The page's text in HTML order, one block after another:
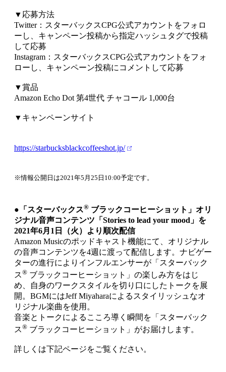
▼応募方法
Twitter：スターバックスCPG公式アカウントをフォロ
ーし、キャンペーン投稿から指定ハッシュタグで投稿
して応募
Instagram：スターバックスCPG公式アカウントをフォ
ローし、キャンペーン投稿にコメントして応募
▼賞品
Amazon Echo Dot 第4世代 チャコール 1,000台
▼キャンペーンサイト
https://starbucksblackcoffeeshot.jp/
※情報公開日は2021年5月25日10:00予定です。
●「スターバックス® ブラックコーヒーショット」オリ
ジナル音声コンテンツ「Stories to lead your mood」を
2021年6月1日（火）より順次配信
Amazon Musicのポッドキャスト機能にて、オリジナル
の音声コンテンツを4週に渡って配信します。ナビゲー
ターの進行によりインフルエンサーが「スターバック
ス® ブラックコーヒーショット」の楽しみ方をはじ
め、自身のワークスタイルを切り口にしたトークを展
開。BGMにはJeff Miyaharaによるスタイリッシュなオ
リジナル楽曲を使用。
音楽とトークによるこころ導く瞬間を「スターバック
ス® ブラックコーヒーショット」がお届けします。
詳しくは下記ページをご覧ください。